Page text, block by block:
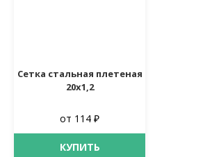
Сетка стальная плетеная
20х1,2
от 114 ₽
КУПИТЬ